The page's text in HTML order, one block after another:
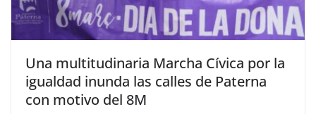
Una multitudinaria Marcha Cívica por la
igualdad inunda las calles de Paterna
con motivo del 8M